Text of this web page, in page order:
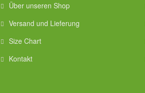
Über unseren Shop
Versand und Lieferung
Size Chart
Kontakt